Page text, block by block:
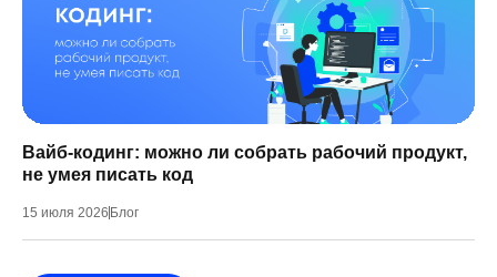
Вайб-кодинг: можно ли собрать рабочий продукт,
не умея писать код
15 июля 2026 Блог